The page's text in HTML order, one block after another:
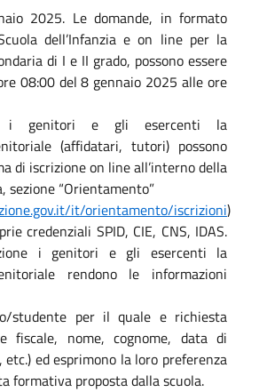
2025. Le domande, in formato
dell’Infanzia e on line per la
di I e II grado, possono essere
08:00 del 8 gennaio 2025 alle ore
i genitori e gli esercenti la
(affidatari, tutori) possono
di iscrizione on line all’interno della
sezione “Orientamento”
it/orientamento/iscrizioni)
credenziali SPID, CIE, CNS, IDAS.
i genitori e gli esercenti la
rendono le informazioni
studente per il quale e richiesta
fiscale, nome, cognome, data di
etc.) ed esprimono la loro preferenza
formativa proposta dalla scuola.